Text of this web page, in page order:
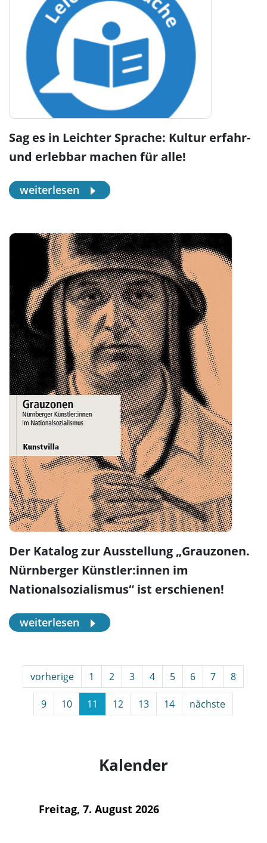
Sag es in Leichter Sprache: Kultur erfahr-
und erlebbar machen für alle!
weiterlesen
Der Katalog zur Ausstellung „Grauzonen.
Nürnberger Künstler:innen im
Nationalsozialismus“ ist erschienen!
weiterlesen
vorherige 1 2 3 4 5 6 7 8
9 10 11 12 13 14 nächste
Kalender
Freitag, 7. August 2026